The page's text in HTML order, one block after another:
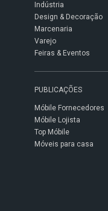
Indústria
Design & Decoração
Marcenaria
Varejo
Feiras & Eventos
PUBLICAÇÕES
Móbile Fornecedores
Móbile Lojista
Top Móbile
Móveis para casa